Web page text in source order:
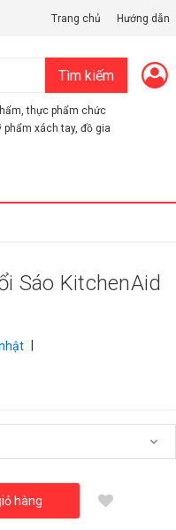
Trang chủ Hướng dẫn
Tìm kiếm
,thực phẩm chức
phẩm xách tay, đồ gia
Sáo KitchenAid
hàng